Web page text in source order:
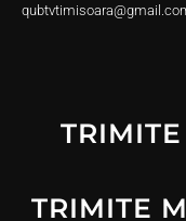
TRIMITE